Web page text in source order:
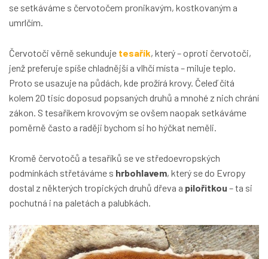
se setkáváme s červotočem pronikavým, kostkovaným a
umrlčím.
Červotoči věrně sekunduje tesařík, který – oproti červotoči,
jenž preferuje spíše chladnější a vlhčí místa – miluje teplo.
Proto se usazuje na půdách, kde prožírá krovy. Čeleď čítá
kolem 20 tisíc doposud popsaných druhů a mnohé z nich chrání
zákon. S tesaříkem krovovým se ovšem naopak setkáváme
poměrně často a raději bychom si ho hýčkat neměli.
Kromě červotočů a tesaříků se ve středoevropských
podmínkách střetáváme s hrbohlavem, který se do Evropy
dostal z některých tropických druhů dřeva a pilořitkou – ta si
pochutná i na paletách a palubkách.